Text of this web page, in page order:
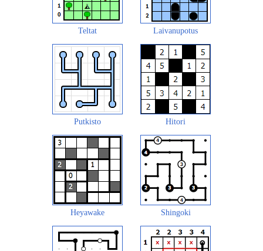
Teltat Laivanupotus
Putkisto Hitori
Heyawake Shingoki